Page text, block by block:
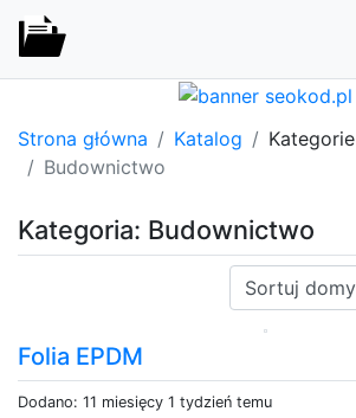
Strona główna Katalog Kategorie
Budownictwo
Kategoria: Budownictwo
Sortuj:
Folia EPDM
Dodano: 11 miesięcy 1 tydzień temu